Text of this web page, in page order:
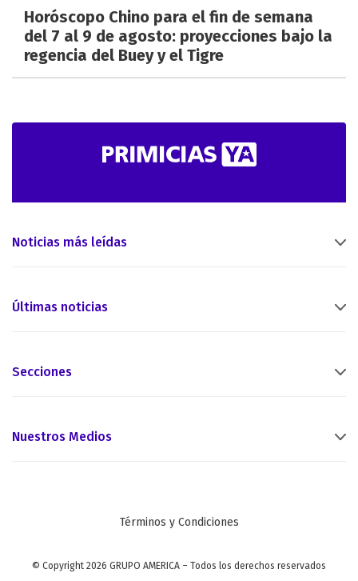
Horóscopo Chino para el fin de semana
del 7 al 9 de agosto: proyecciones bajo la
regencia del Buey y el Tigre
Noticias más leídas
Últimas noticias
Secciones
Nuestros Medios
Términos y Condiciones
© Copyright 2026 GRUPO AMERICA – Todos los derechos reservados